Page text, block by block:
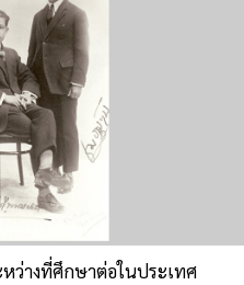
ว่างที่ศึกษาต่อในประเทศ